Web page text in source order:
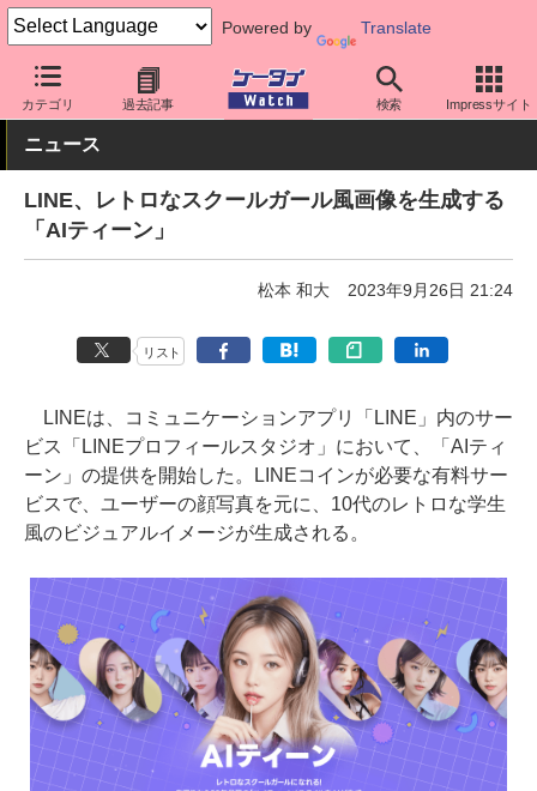
Powered by Translate
カテゴリ 過去記事 検索 Impressサイト
ケータイ Watch アプリ・サービス SNS
ニュース
LINE、レトロなスクールガール風画像を生成する
「AIティーン」
松本 和大 2023年9月26日 21:24
リスト
LINEは、コミュニケーションアプリ「LINE」内のサー
ビス「LINEプロフィールスタジオ」において、「AIティ
ーン」の提供を開始した。LINEコインが必要な有料サー
ビスで、ユーザーの顔写真を元に、10代のレトロな学生
風のビジュアルイメージが生成される。